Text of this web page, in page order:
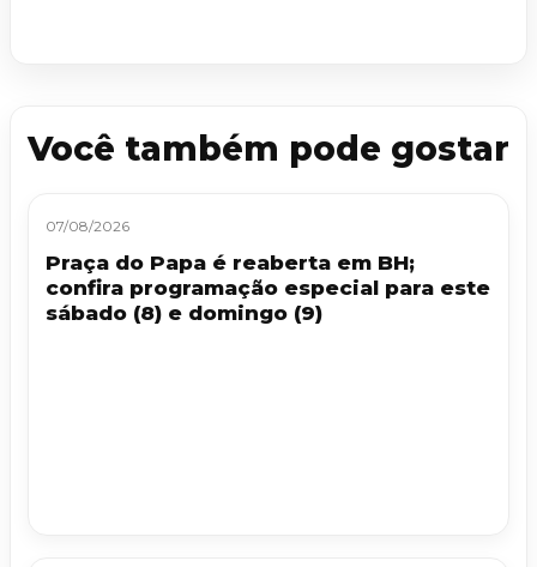
Você também pode gostar
07/08/2026
Praça do Papa é reaberta em BH;
confira programação especial para este
sábado (8) e domingo (9)